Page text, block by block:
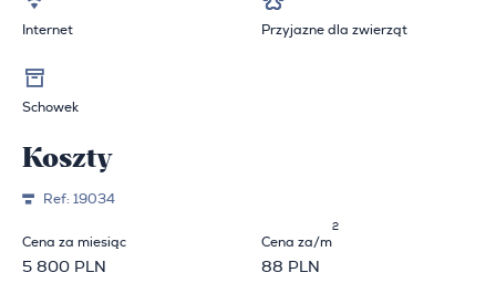
Internet Przyjazne dla zwierząt
Schowek
Koszty
Ref: 19034
Cena za miesiąc
5 800 PLN
Cena za/m
2
88 PLN